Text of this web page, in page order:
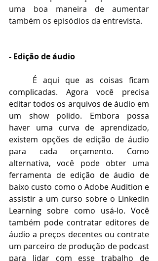
uma boa maneira de aumentar
também os episódios da entrevista.
- Edição de áudio
É aqui que as coisas ficam
complicadas. Agora você precisa
editar todos os arquivos de áudio em
um show polido. Embora possa
haver uma curva de aprendizado,
existem opções de edição de áudio
para cada orçamento. Como
alternativa, você pode obter uma
ferramenta de edição de áudio de
baixo custo como o Adobe Audition e
assistir a um curso sobre o Linkedin
Learning sobre como usá-lo. Você
também pode contratar editores de
áudio a preços decentes ou contrate
um parceiro de produção de podcast
para lidar com esse trabalho de